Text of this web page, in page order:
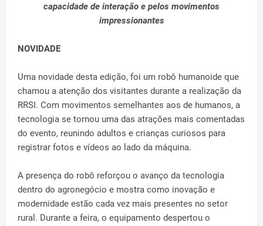
capacidade de interação e pelos movimentos
impressionantes
NOVIDADE
Uma novidade desta edição, foi um robô humanoide que
chamou a atenção dos visitantes durante a realização da
RRSI. Com movimentos semelhantes aos de humanos, a
tecnologia se tornou uma das atrações mais comentadas
do evento, reunindo adultos e crianças curiosos para
registrar fotos e vídeos ao lado da máquina.
A presença do robô reforçou o avanço da tecnologia
dentro do agronegócio e mostra como inovação e
modernidade estão cada vez mais presentes no setor
rural. Durante a feira, o equipamento despertou o